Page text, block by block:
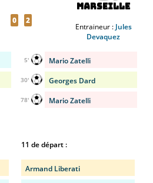
0 2
Marseille
Entraineur : Jules
Devaquez
Mario Zatelli
5'
Georges Dard
30'
Mario Zatelli
78'
11 de départ :
Armand Liberati